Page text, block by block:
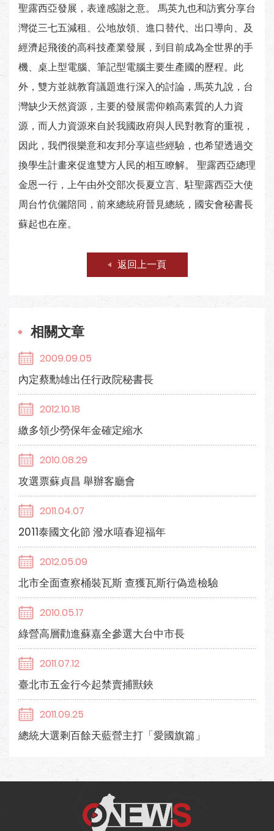
聖露西亞發展，表達感謝之意。 馬英九也和訪賓分享台
灣從三七五減租、公地放領、進口替代、出口導向、及
經濟起飛後的高科技產業發展，到目前成為全世界的手
機、桌上型電腦、筆記型電腦主要生產國的歷程。此
外，雙方並就教育議題進行深入的討論，馬英九說，台
灣缺少天然資源，主要的發展需仰賴高素質的人力資
源，而人力資源來自於我國政府與人民對教育的重視，
因此，我們很樂意和友邦分享這些經驗，也希望透過交
換學生計畫來促進雙方人民的相互瞭解。 聖露西亞總理
金恩一行，上午由外交部次長夏立言、駐聖露西亞大使
周台竹伉儷陪同，前來總統府晉見總統，國安會秘書長
蘇起也在座。
返回上一頁
相關文章
2009.09.05
內定蔡勳雄出任行政院秘書長
2012.10.18
繳多領少勞保年金確定縮水
2010.08.29
攻選票蘇貞昌 舉辦客廳會
2011.04.07
2011泰國文化節 潑水嘻春迎福年
2012.05.09
北市全面查察桶裝瓦斯 查獲瓦斯行偽造檢驗
2010.05.17
綠營高層勸進蘇嘉全參選大台中市長
2011.07.12
臺北市五金行今起禁賣捕獸鋏
2011.09.25
總統大選剩百餘天藍營主打「愛國旗篇」